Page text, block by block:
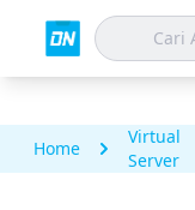
Home
Virtual
Server